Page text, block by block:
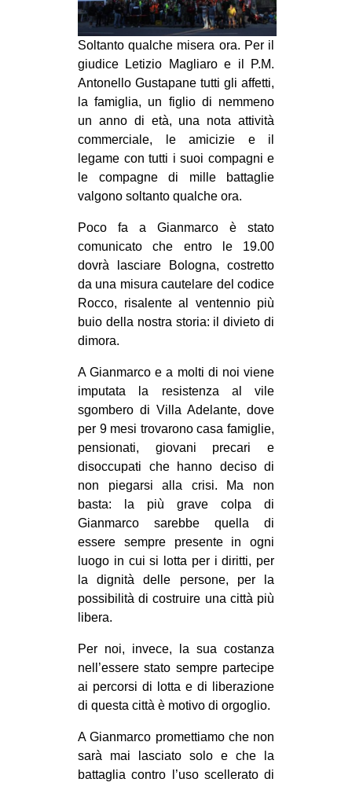
AMBIENTE
ANTIFASCISMO
DIRITTO ALL’ABITARE
GENERI
MIGRAZIONI
PRECARIATO
REPRESSIONE
STUDENTI
CULTURE
ARTE
CINEMA
MANIFESTI
RECENSIONI
INTERNAZIONALE
AFRICA
AMERICHE
ESTREMO ORIENTE
EUROPA
MEDIO ORIENTE
MONDO
EVENTI
Fb
tw
bsky
Soltanto qualche misera ora. Per il
giudice Letizio Magliaro e il P.M.
Antonello Gustapane tutti gli affetti,
la famiglia, un figlio di nemmeno
un anno di età, una nota attività
commerciale, le amicizie e il
legame con tutti i suoi compagni e
le compagne di mille battaglie
valgono soltanto qualche ora.
Poco fa a Gianmarco è stato
comunicato che entro le 19.00
dovrà lasciare Bologna, costretto
da una misura cautelare del codice
Rocco, risalente al ventennio più
buio della nostra storia: il divieto di
dimora.
A Gianmarco e a molti di noi viene
imputata la resistenza al vile
sgombero di Villa Adelante, dove
per 9 mesi trovarono casa famiglie,
pensionati, giovani precari e
disoccupati che hanno deciso di
non piegarsi alla crisi. Ma non
basta: la più grave colpa di
Gianmarco sarebbe quella di
essere sempre presente in ogni
luogo in cui si lotta per i diritti, per
la dignità delle persone, per la
possibilità di costruire una città più
libera.
Per noi, invece, la sua costanza
nell’essere stato sempre partecipe
ai percorsi di lotta e di liberazione
di questa città è motivo di orgoglio.
A Gianmarco promettiamo che non
sarà mai lasciato solo e che la
battaglia contro l’uso scellerato di